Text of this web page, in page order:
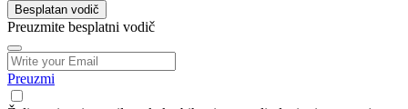
Besplatan vodič
Preuzmite besplatni vodič
Preuzmi